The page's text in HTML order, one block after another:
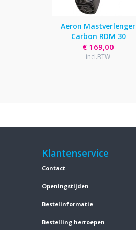
Aeron Mastverlenger
Carbon RDM 30
€ 169,00
incl.BTW
Klantenservice
Contact
Openingstijden
Bestelinformatie
Bestelling herroepen